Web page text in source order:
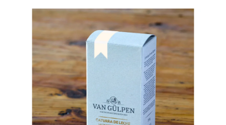
produktu
hviezdičiek.